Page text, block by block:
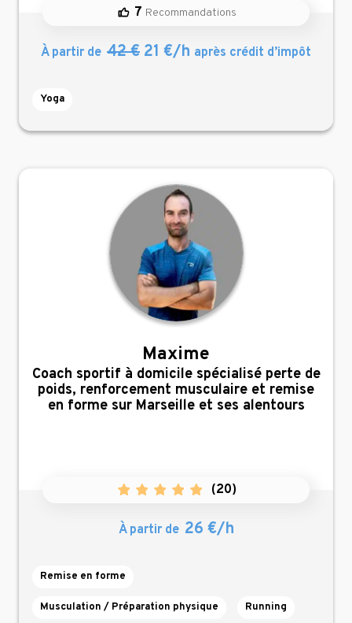
7 Recommandations
À partir de 42 € 21 €/h après crédit d’impôt
Yoga
Maxime
,
Coach sportif à domicile spécialisé perte de
poids, renforcement musculaire et remise
en forme sur Marseille et ses alentours
(20)
À partir de 26 €/h
Remise en forme
Musculation / Préparation physique Running